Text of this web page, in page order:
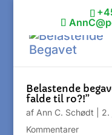
Belastende
falde til ro?!”
af Ann C. Schødt 2.
Kommentarer